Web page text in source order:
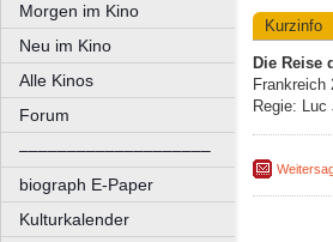
Morgen im Kino
Neu im Kino
Alle Kinos
Forum
––––––––––––––––––––
biograph E-Paper
Kulturkalender
Kurzinfo
Die Reise
Regie: Luc